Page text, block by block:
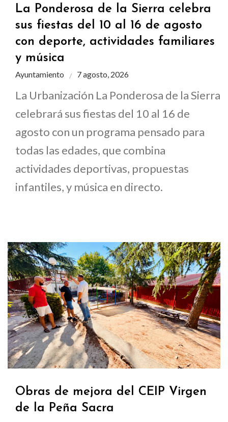
La Ponderosa de la Sierra celebra
sus fiestas del 10 al 16 de agosto
con deporte, actividades familiares
y música
Ayuntamiento 7 agosto, 2026
La Urbanización La Ponderosa de la Sierra
celebrará sus fiestas del 10 al 16 de
agosto con un programa pensado para
todas las edades, que combina
actividades deportivas, propuestas
infantiles, y música en directo.
Obras de mejora del CEIP Virgen
de la Peña Sacra